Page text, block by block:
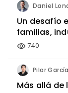
Un desafío
familias,
visibility 740
Pilar
Más allá